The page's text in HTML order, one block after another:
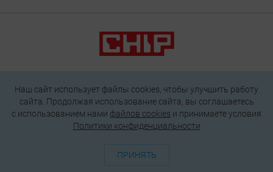
О проекте Генератор QR-кодов Редакция
Реклама
Пользовательское соглашение
Политика конфиденциальности
Подписаться на рассылку
Наш сайт использует файлы cookies, чтобы улучшить работу
сайта. Продолжая использование сайта, вы соглашаетесь
c использованием нами файлов cookies и принимаете условия
Политики конфиденциальности
ПРИНЯТЬ